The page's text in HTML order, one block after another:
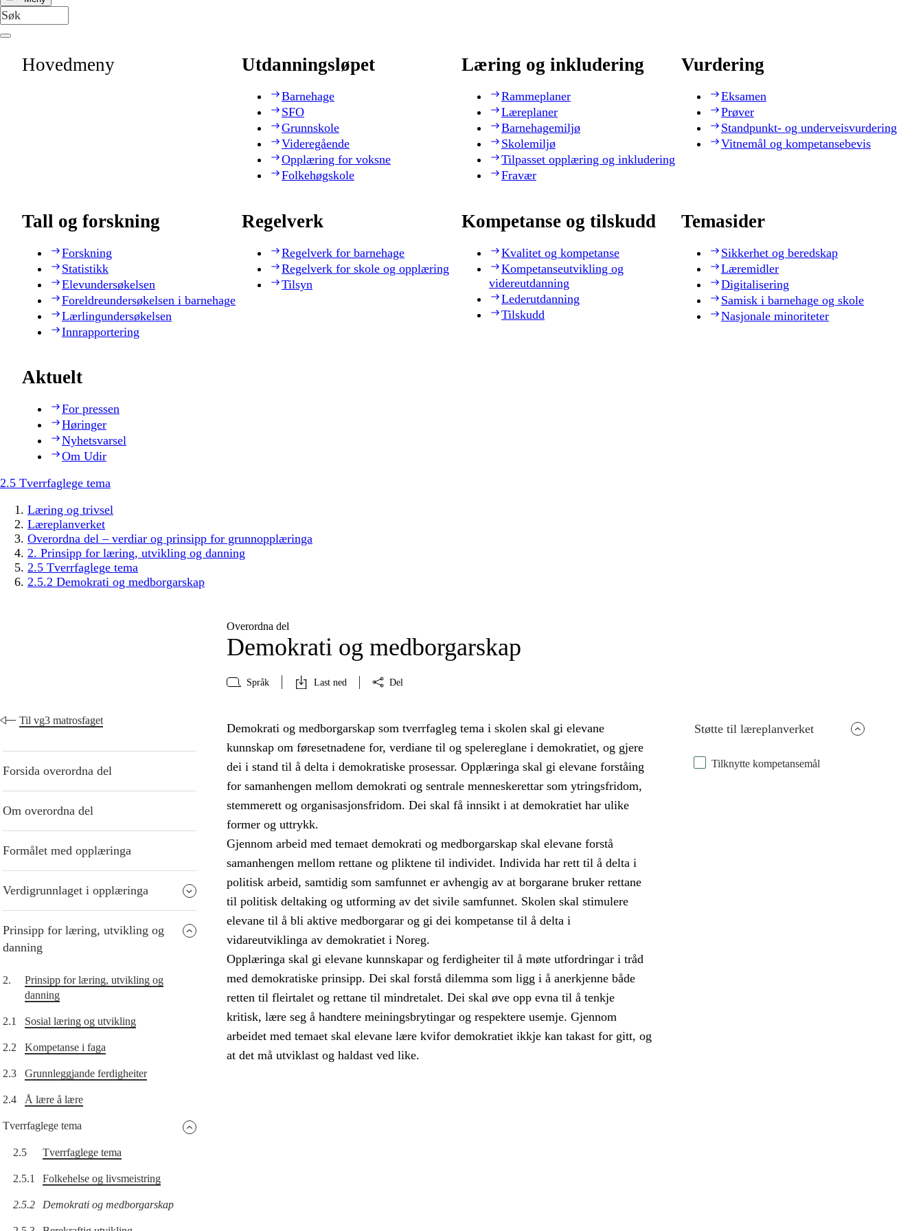
Hovedmeny Utdanningsløpet
Barnehage
SFO
Grunnskole
Videregående
Opplæring for voksne
Folkehøgskole
Læring og inkludering
Rammeplaner
Læreplaner
Barnehagemiljø
Skolemiljø
Tilpasset opplæring og inkludering
Fravær
Vurdering
Eksamen
Prøver
Standpunkt- og underveisvurdering
Vitnemål og kompetansebevis
Tall og forskning
Forskning
Statistikk
Elevundersøkelsen
Foreldreundersøkelsen i barnehage
Lærlingundersøkelsen
Innrapportering
Regelverk
Regelverk for barnehage
Regelverk for skole og opplæring
Tilsyn
Kompetanse og tilskudd
Kvalitet og kompetanse
Kompetanseutvikling og
videreutdanning
Lederutdanning
Tilskudd
Temasider
Sikkerhet og beredskap
Læremidler
Digitalisering
Samisk i barnehage og skole
Nasjonale minoriteter
Aktuelt
For pressen
Høringer
Nyhetsvarsel
Om Udir
2.5 Tverrfaglege tema
Læring og trivsel
Læreplanverket
Overordna del – verdiar og prinsipp for grunnopplæringa
2. Prinsipp for læring, utvikling og danning
2.5 Tverrfaglege tema
2.5.2 Demokrati og medborgarskap
Overordna del
Demokrati og medborgarskap
Språk Last ned Del
Til vg3 matrosfaget
Forsida overordna del
Om overordna del
Formålet med opplæringa
Verdigrunnlaget i opplæringa
Prinsipp for læring, utvikling og
danning
2.
Prinsipp for læring, utvikling og
danning
2.1 Sosial læring og utvikling
2.2 Kompetanse i faga
2.3 Grunnleggjande ferdigheiter
2.4 Å lære å lære
Tverrfaglege tema
2.5 Tverrfaglege tema
2.5.1 Folkehelse og livsmeistring
2.5.2 Demokrati og medborgarskap
Støtte til læreplanverket
Tilknytte kompetansemål
Demokrati og medborgarskap som tverrfagleg tema i skolen skal gi elevane
kunnskap om føresetnadene for, verdiane til og spelereglane i demokratiet, og gjere
dei i stand til å delta i demokratiske prosessar. Opplæringa skal gi elevane forståing
for samanhengen mellom demokrati og sentrale menneskerettar som ytringsfridom,
stemmerett og organisasjonsfridom. Dei skal få innsikt i at demokratiet har ulike
former og uttrykk.
Gjennom arbeid med temaet demokrati og medborgarskap skal elevane forstå
samanhengen mellom rettane og pliktene til individet. Individa har rett til å delta i
politisk arbeid, samtidig som samfunnet er avhengig av at borgarane bruker rettane
til politisk deltaking og utforming av det sivile samfunnet. Skolen skal stimulere
elevane til å bli aktive medborgarar og gi dei kompetanse til å delta i
vidareutviklinga av demokratiet i Noreg.
Opplæringa skal gi elevane kunnskapar og ferdigheiter til å møte utfordringar i tråd
med demokratiske prinsipp. Dei skal forstå dilemma som ligg i å anerkjenne både
retten til fleirtalet og rettane til mindretalet. Dei skal øve opp evna til å tenkje
kritisk, lære seg å handtere meiningsbrytingar og respektere usemje. Gjennom
arbeidet med temaet skal elevane lære kvifor demokratiet ikkje kan takast for gitt, og
at det må utviklast og haldast ved like.